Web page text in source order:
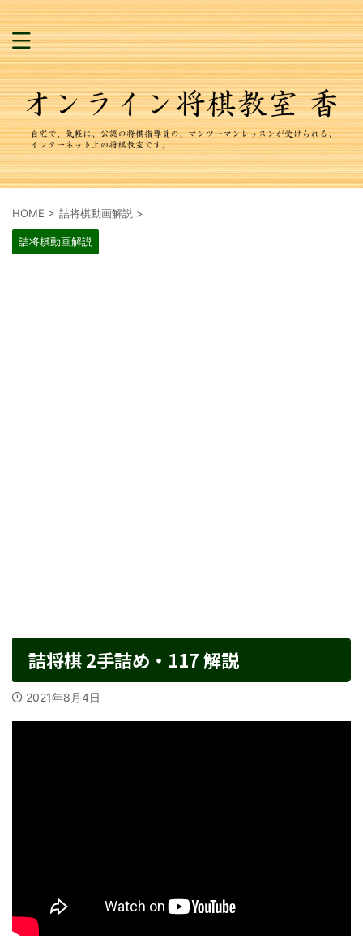
HOME > 詰将棋動画解説 >
詰将棋動画解説
詰将棋 2手詰め・117 解説
2021年8月4日